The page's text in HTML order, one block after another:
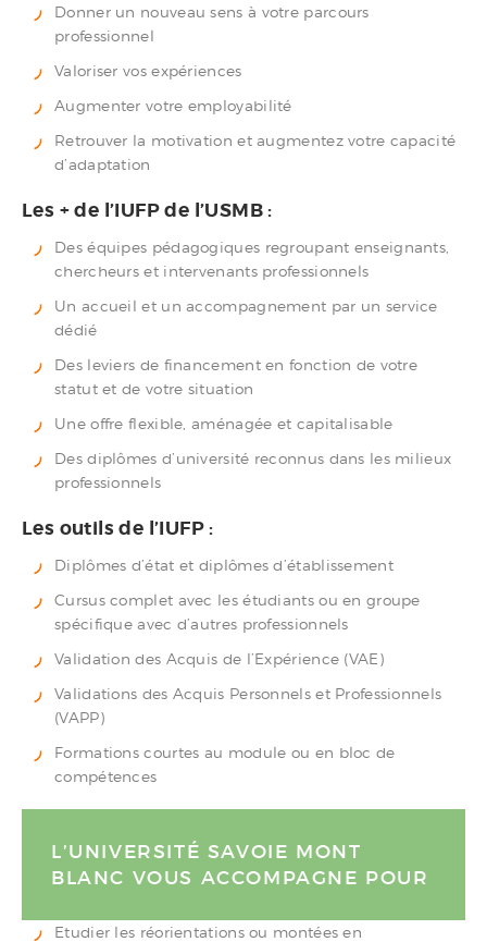
Donner un nouveau sens à votre parcours
professionnel
Valoriser vos expériences
Augmenter votre employabilité
Retrouver la motivation et augmentez votre capacité
d’adaptation
Les + de l’IUFP de l’USMB :
Des équipes pédagogiques regroupant enseignants,
chercheurs et intervenants professionnels
Un accueil et un accompagnement par un service
dédié
Des leviers de financement en fonction de votre
statut et de votre situation
Une offre flexible, aménagée et capitalisable
Des diplômes d’université reconnus dans les milieux
professionnels
Les outils de l’IUFP :
Diplômes d’état et diplômes d’établissement
Cursus complet avec les étudiants ou en groupe
spécifique avec d’autres professionnels
Validation des Acquis de l’Expérience (VAE)
Validations des Acquis Personnels et Professionnels
(VAPP)
Formations courtes au module ou en bloc de
compétences
L’UNIVERSITÉ SAVOIE MONT
BLANC VOUS ACCOMPAGNE POUR
Etudier les réorientations ou montées en